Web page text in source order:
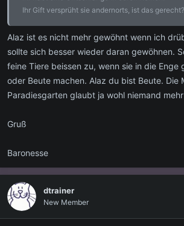
Ihr Gift versprüht sie andernorts, ist das gerecht?
Alaz ist es nicht mehr gewöhnt wenn ich
sollte sich besser wieder daran gewöhnen.
feine Tiere beissen zu, wenn sie in die Enge
oder Beute machen. Alaz du bist Beute. Die
Paradiesgarten glaubt ja wohl niemand
Gruß
Baronesse
dtrainer
New Member